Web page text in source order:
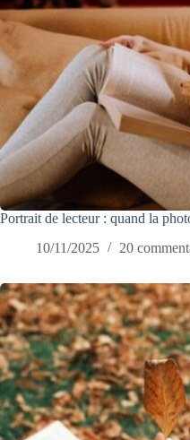
Portrait de lecteur : quand la
10/11/2025
20